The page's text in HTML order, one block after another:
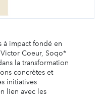
à impact fondé en
Coeur, Soqo*
la transformation
concrètes et
initiatives
lien avec les